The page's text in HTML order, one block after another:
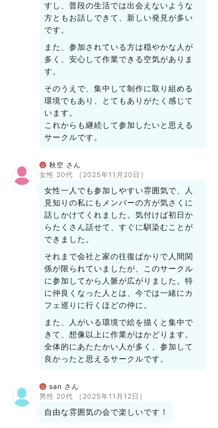
すし、普段の生活では出会えないような
方ともお話しできて、新しい発見が多い
です。
また、参加されている方は穏やかな人が
多く、安心して作業できる空気がありま
す。
そのうえで、集中して制作に取り組める
環境でもあり、とてもありがたく感じて
います。
これからも継続して参加したいと思える
サークルです。
秋空 さん
女性 20代
［2025年11月20日］
女性一人でも参加しやすい雰囲気で、人
見知りの私にもメンバーの方が気さくに
話しかけてくれました。気付けば初日か
らたくさん話せて、すぐに馴染むことが
できました。
それまで会社と家の往復ばかりで人間関
係が限られていましたが、このサークル
に参加してから人脈が広がりました。特
に仲良くなった人とは、今では一緒にカ
フェ巡りに行くほどの仲に。
また、人がいる環境で絵を描くと集中で
きて、想像以上に作業がはかどります。
全体的にあたたかい人が多く、参加して
良かったと思えるサークルです。
san さん
男性 20代
［2025年11月12日］
自由な雰囲気の会で楽しいです！